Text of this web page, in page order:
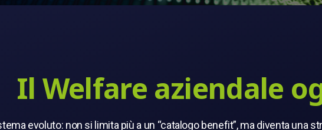
Il Welfare aziendale
evoluto: non si limita più a un “catalogo benefit”, ma diventa una